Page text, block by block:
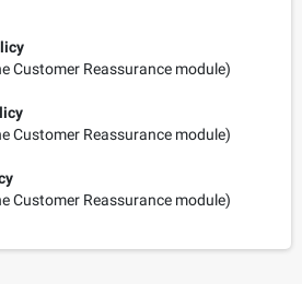
Customer Reassurance module)
Customer Reassurance module)
Customer Reassurance module)